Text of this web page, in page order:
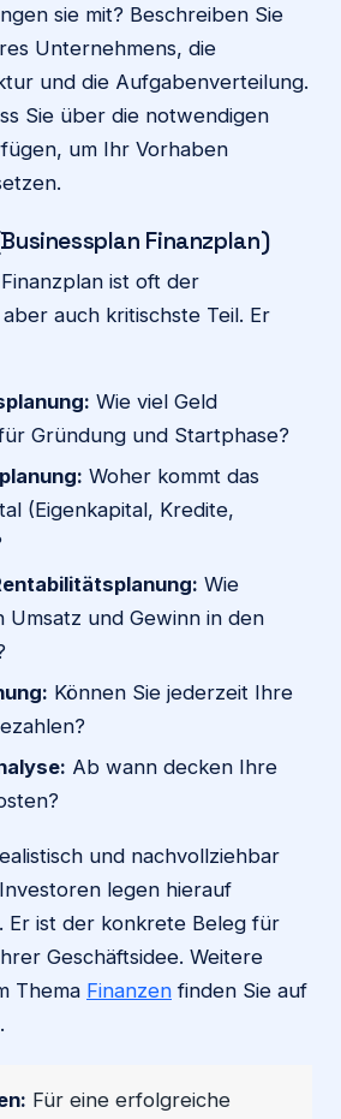
sie mit? Beschreiben Sie
Unternehmens, die
und die Aufgabenverteilung.
Sie über die notwendigen
um Ihr Vorhaben
Finanzplan)
ist oft der
auch kritischste Teil. Er
Wie viel Geld
Gründung und Startphase?
Woher kommt das
(Eigenkapital, Kredite,
Wie
Umsatz und Gewinn in den
Können Sie jederzeit Ihre
Ab wann decken Ihre
und nachvollziehbar
legen hierauf
Er ist der konkrete Beleg für
Geschäftsidee. Weitere
Thema Finanzen finden Sie auf
Für eine erfolgreiche